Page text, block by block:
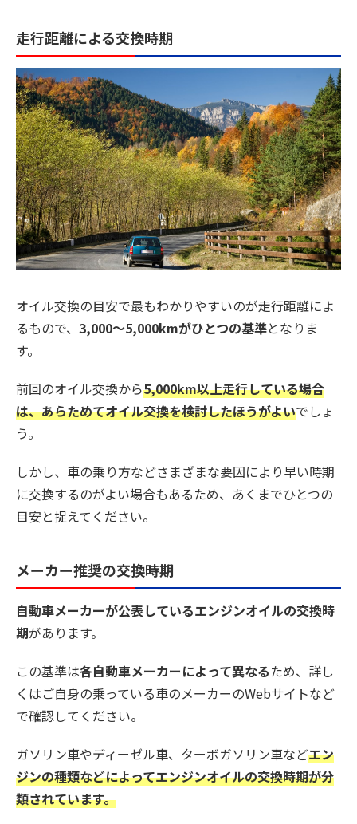
走行距離による交換時期
オイル交換の目安で最もわかりやすいのが走行距離によ
るもので、 3,000〜5,000kmがひとつの基準となりま
す。
前回のオイル交換から5,000km以上走行している場合
は、あらためてオイル交換を検討したほうがよいでしょ
う。
しかし、車の乗り方などさまざまな要因により早い時期
に交換するのがよい場合もあるため、あくまでひとつの
目安と捉えてください。
メーカー推奨の交換時期
自動車メーカーが公表しているエンジンオイルの交換時
期があります。
この基準は各自動車メーカーによって異なるため、詳し
くはご自身の乗っている車のメーカーのWebサイトなど
で確認してください。
ガソリン車やディーゼル車、ターボガソリン車などエン
ジンの種類などによってエンジンオイルの交換時期が分
類されています。